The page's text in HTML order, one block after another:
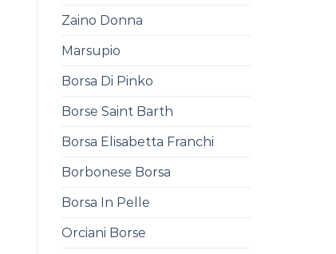
Zaino Donna
Marsupio
Borsa Di Pinko
Borse Saint Barth
Borsa Elisabetta Franchi
Borbonese Borsa
Borsa In Pelle
Orciani Borse